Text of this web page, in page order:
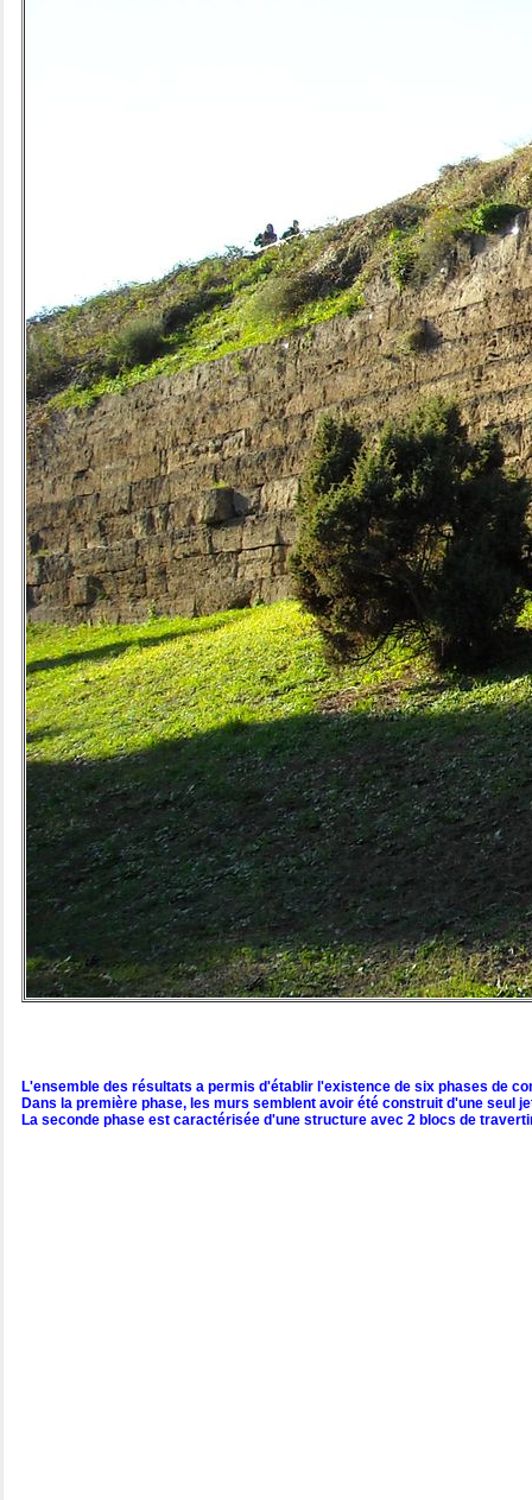
L'ensemble des résultats a permis d'établir l'existence de six phases de
Dans la première phase, les murs semblent avoir été construit d'une seul
La seconde phase est caractérisée d'une structure avec 2 blocs de